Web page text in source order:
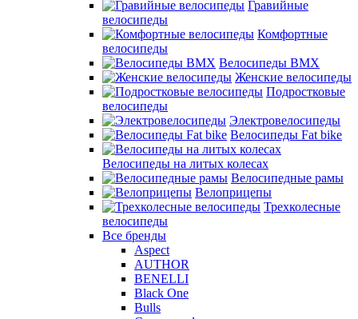
Гравийные
велосипеды
Комфортные
велосипеды
Велосипеды BMX
Женские велосипеды
Подростковые
велосипеды
Электровелосипеды
Велосипеды Fat bike
Велосипеды на литых колесах
Велосипедные рамы
Велоприцепы
Трехколесные
велосипеды
Все бренды
Aspect
AUTHOR
BENELLI
Black One
Bulls